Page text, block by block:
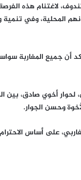
لاغتنام هذه
المحلية، وفي
أن جميع المغاربة
أخوي صادق، بين
وحسن الجوار.
على أساس الاحترام